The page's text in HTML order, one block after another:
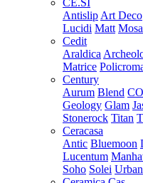
CE.SI
Antislip Art Deco
Lucidi Matt
Cedit
Araldica
Matrice
Century
Aurum Blend
Geology Glam
Stonerock Titan
Ceracasa
Antic Bluemoon
Lucentum
Soho Solei Urban